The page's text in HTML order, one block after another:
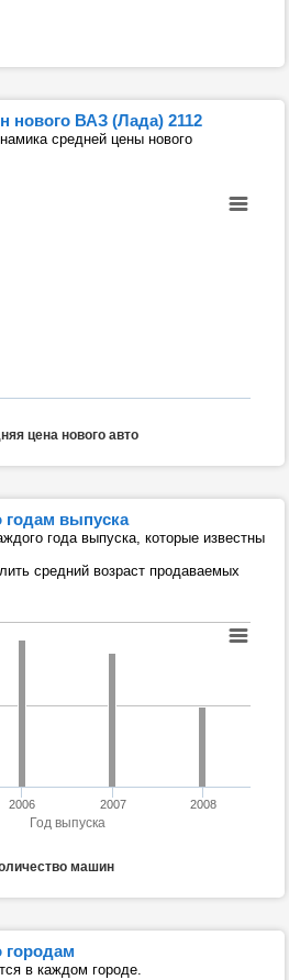
нового ВАЗ (Лада) 2112
средней цены нового
цена нового авто
годам выпуска
года выпуска, которые известны
средний возраст продаваемых
Год выпуска
машин
2006 2007 2008
городам
в каждом городе.